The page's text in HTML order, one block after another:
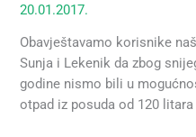
20.01.2017.
Obavještavamo korisnike
Sunja i Lekenik da zbog
godine nismo bili u
otpad iz posuda od 120